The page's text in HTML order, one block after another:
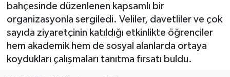
bahçesinde düzenlenen kapsamlı bir
organizasyonla sergiledi. Veliler, davetliler ve çok
sayıda ziyaretçinin katıldığı etkinlikte öğrenciler
hem akademik hem de sosyal alanlarda ortaya
koydukları çalışmaları tanıtma fırsatı buldu.